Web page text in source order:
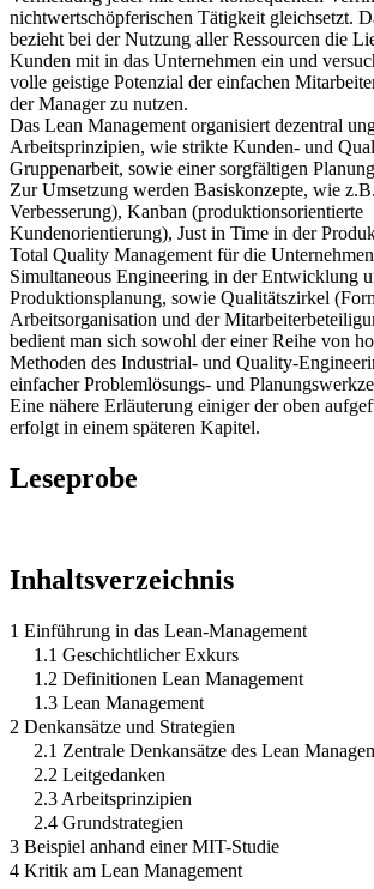
nichtwertschöpferischen Tätigkeit gleichsetzt.
bezieht bei der Nutzung aller Ressourcen die
Kunden mit in das Unternehmen ein und
volle geistige Potenzial der einfachen
der Manager zu nutzen.
Das Lean Management organisiert dezentral
Arbeitsprinzipien, wie strikte Kunden- und
Gruppenarbeit, sowie einer sorgfältigen
Zur Umsetzung werden Basiskonzepte, wie
Verbesserung), Kanban (produktionsorientierte
Kundenorientierung), Just in Time in der
Total Quality Management für die
Simultaneous Engineering in der Entwicklung
Produktionsplanung, sowie Qualitätszirkel
Arbeitsorganisation und der
bedient man sich sowohl der einer Reihe von
Methoden des Industrial- und Quality-
einfacher Problemlösungs- und
Eine nähere Erläuterung einiger der oben
erfolgt in einem späteren Kapitel.
Leseprobe
Inhaltsverzeichnis
1 Einführung in das Lean-Management
1.1 Geschichtlicher Exkurs
1.2 Definitionen Lean Management
1.3 Lean Management
2 Denkansätze und Strategien
2.1 Zentrale Denkansätze des Lean
2.2 Leitgedanken
2.3 Arbeitsprinzipien
2.4 Grundstrategien
3 Beispiel anhand einer MIT-Studie
4 Kritik am Lean Management